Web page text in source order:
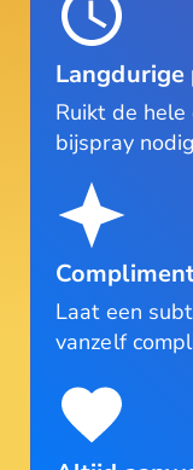
Langdurige
Ruikt de
bijspray
Laat een
vanzelf